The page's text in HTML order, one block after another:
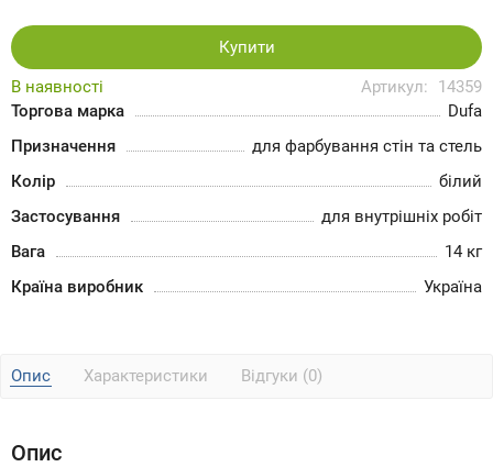
В наявності Артикул:
14359
Торгова марка
Dufa
Призначення
для фарбування стін та стель
Колір
білий
Застосування
для внутрішніх робіт
Вага
14 кг
Країна виробник
Україна
Купити
Опис Характеристики Відгуки (0)
Опис